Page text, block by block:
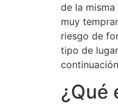
de la
muy
riesgo de
tipo de
¿Qué